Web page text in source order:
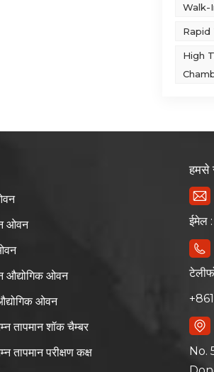
Walk-
Rapid
High
ओवन
औद्योगिक ओवन
ओवन
तापमान शॉक चैम्बर
तापमान परीक्षण कक्ष
हमसे
ईमेल
No.